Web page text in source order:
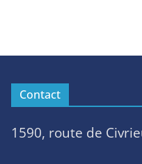
Contact
1590, route de